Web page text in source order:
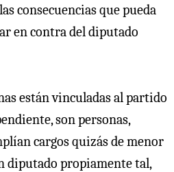
consecuencias que pueda
en contra del diputado
están vinculadas al partido
son personas,
cargos quizás de menor
diputado propiamente tal,